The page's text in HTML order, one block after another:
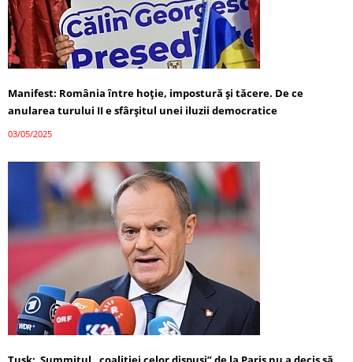
Manifest: România între hoție, impostură și tăcere. De ce
anularea turului II e sfârșitul unei iluzii democratice
03/05/2025